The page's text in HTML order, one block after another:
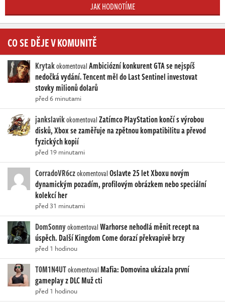
JAK HODNOTÍME
CO SE DĚJE V KOMUNITĚ
KrytakokomentovalAmbiciózní konkurent GTA se nejspíš
nedočká vydání. Tencent měl do Last Sentinel investovat
stovky milionů dolarů
před 6 minutami
jankslavikokomentovalZatímco PlayStation končí s výrobou
disků, Xbox se zaměřuje na zpětnou kompatibilitu a převod
fyzických kopií
před 19 minutami
CorradoVR6czokomentovalOslavte 25 let Xboxu novým
dynamickým pozadím, profilovým obrázkem nebo speciální
kolekcí her
před 31 minutami
DomSonnyokomentovalWarhorse nehodlá měnit recept na
úspěch. Další Kingdom Come dorazí překvapivě brzy
před 1 hodinou
T0M1N4UTokomentovalMafia: Domovina ukázala první
gameplay z DLC Muž cti
před 1 hodinou